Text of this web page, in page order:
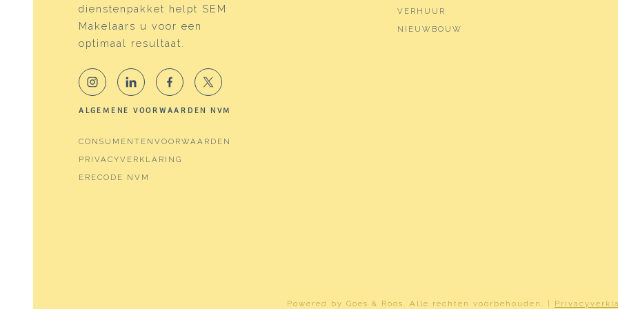
Voorzieningen
Energie
Energielabel
Isolatie
dienstenpakket helpt SEM
Makelaars u voor een
optimaal resultaat.
VERHUUR
NIEUWBOUW
ALGEMENE VOORWAARDEN NVM
CONSUMENTENVOORWAARDEN
PRIVACYVERKLARING
ERECODE NVM
Powered by Goes & Roos. Alle rechten voorbehouden . |